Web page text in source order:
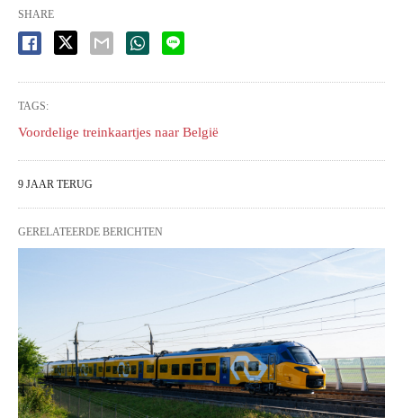
SHARE
TAGS:
Voordelige treinkaartjes naar België
9 JAAR TERUG
GERELATEERDE BERICHTEN